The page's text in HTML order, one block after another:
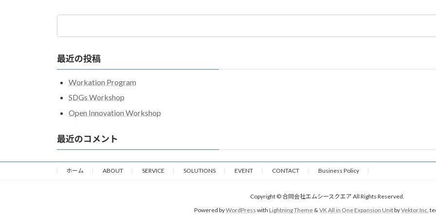
最近の投稿
Workation Program
SDGs Workshop
Open Innovation Workshop
最近のコメント
ホーム ABOUT SERVICE SOLUTIONS EVENT CONTACT Business Policy
Copyright © 合同会社エムシースクエア All Rights Reserved.
Powered byWordPress with Lightning Theme &VK All in One Expansion UnitbyVektor,Inc.